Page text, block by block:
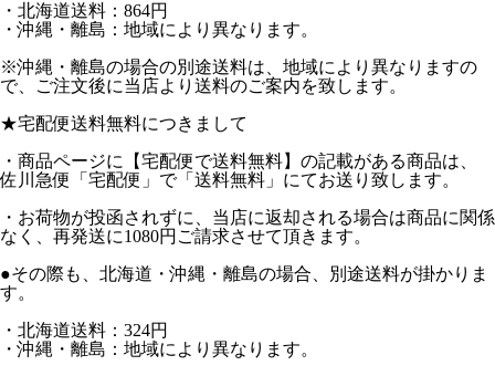
・北海道送料：864円
・沖縄・離島：地域により異なります。
※沖縄・離島の場合の別途送料は、地域により異なりますの
で、ご注文後に当店より送料のご案内を致します。
★宅配便送料無料につきまして
・商品ページに【宅配便で送料無料】の記載がある商品は、
佐川急便「宅配便」で「送料無料」にてお送り致します。
・お荷物が投函されずに、当店に返却される場合は商品に関係
なく、再発送に1080円ご請求させて頂きます。
●その際も、北海道・沖縄・離島の場合、別途送料が掛かりま
す。
・北海道送料：324円
・沖縄・離島：地域により異なります。